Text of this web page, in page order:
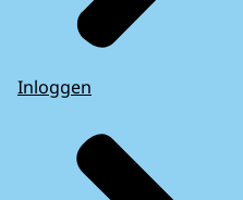
Inloggen